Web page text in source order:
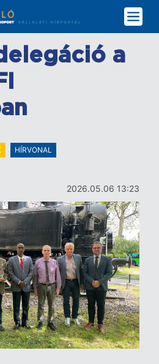
a
HÍRVONAL
2026.05.06 13:23